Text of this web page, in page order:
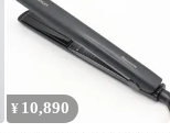
EH-HS0J-K【海外対応
ヘアアイロン ストレー
ト用 3D密着プレート搭
¥ 10,890